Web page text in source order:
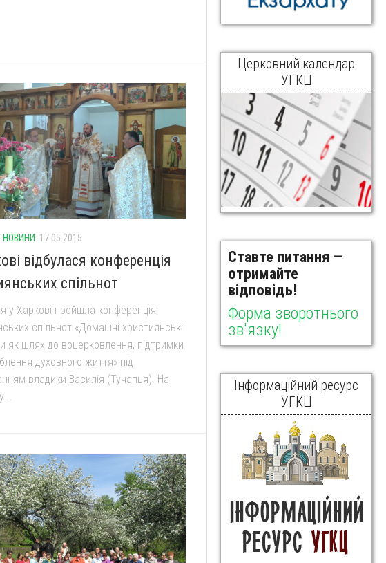
НОВИНИ 17.05.2015
відбулася конференція
спільнот
у Харкові пройшла конференція
спільнот «Домашні християнські
як шлях до воцерковлення, підтримки
духовного життя» під
владики Василія (Тучапця). На
Церковний календар
УГКЦ
Ставте питання —
отримайте
відповідь!
Форма зворотнього
зв'язку!
Інформаційний ресурс
УГКЦ